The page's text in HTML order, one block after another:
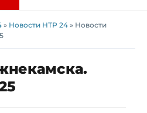
» Новости НТР 24 » Новости